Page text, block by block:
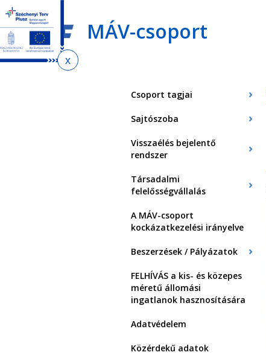
Ugrás
az
almenühöz
Ugrás
tartalomra
Ugrás
az
oldaltérképre
MÁV-csoport
Csoport tagjai
Sajtószoba
Visszaélés bejelentő
rendszer
Társadalmi
felelősségvállalás
A MÁV-csoport
kockázatkezelési irányelve
Beszerzések / Pályázatok
FELHÍVÁS a kis- és közepes
méretű állomási
ingatlanok hasznosítására
Adatvédelem
Közérdekű adatok